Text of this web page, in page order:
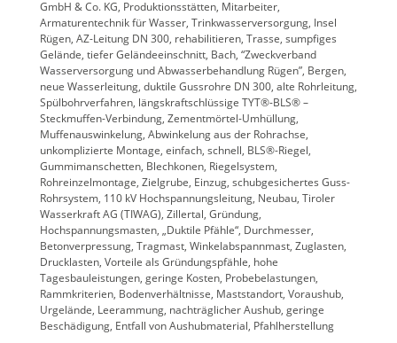
GmbH & Co. KG, Produktionsstätten, Mitarbeiter,
Armaturentechnik für Wasser, Trinkwasserversorgung, Insel
Rügen, AZ-Leitung DN 300, rehabilitieren, Trasse, sumpfiges
Gelände, tiefer Geländeeinschnitt, Bach, “Zweckverband
Wasserversorgung und Abwasserbehandlung Rügen”, Bergen,
neue Wasserleitung, duktile Gussrohre DN 300, alte Rohrleitung,
Spülbohrverfahren, längskraftschlüssige TYT®-BLS® –
Steckmuffen-Verbindung, Zementmörtel-Umhüllung,
Muffenauswinkelung, Abwinkelung aus der Rohrachse,
unkomplizierte Montage, einfach, schnell, BLS®-Riegel,
Gummimanschetten, Blechkonen, Riegelsystem,
Rohreinzelmontage, Zielgrube, Einzug, schubgesichertes Guss-
Rohrsystem, 110 kV Hochspannungsleitung, Neubau, Tiroler
Wasserkraft AG (TIWAG), Zillertal, Gründung,
Hochspannungsmasten, „Duktile Pfähle“, Durchmesser,
Betonverpressung, Tragmast, Winkelabspannmast, Zuglasten,
Drucklasten, Vorteile als Gründungspfähle, hohe
Tagesbauleistungen, geringe Kosten, Probebelastungen,
Rammkriterien, Bodenverhältnisse, Maststandort, Voraushub,
Urgelände, Leerammung, nachträglicher Aushub, geringe
Beschädigung, Entfall von Aushubmaterial, Pfahlherstellung